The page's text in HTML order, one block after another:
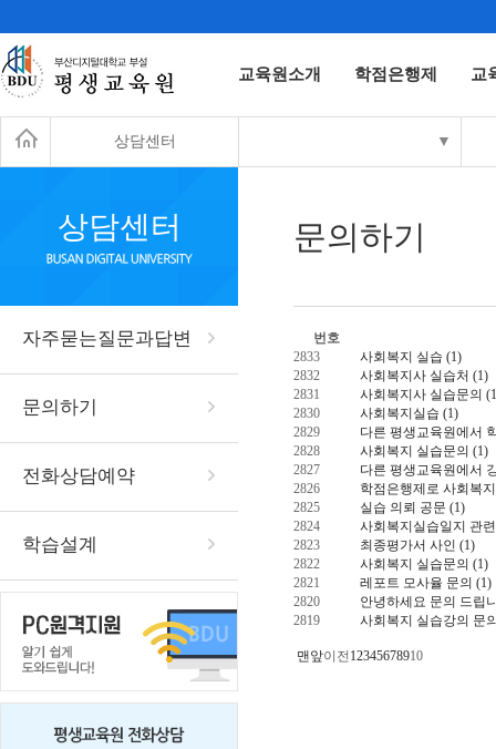
교육원소개 학점은행제 교
상담센터 ▼
상담센터
자주묻는질문과답변
문의하기
전화상담예약
학습설계
문의하기
번호
2833
사회복지 실습 (1)
2832
사회복지사 실습처 (1)
2831
사회복지사 실습문의
2830
사회복지실습 (1)
2829
다른 평생교육원에서
2828
사회복지 실습문의 (1)
2827
다른 평생교육원에서
2826
학점은행제로 사회복
2825
실습 의뢰 공문 (1)
2824
사회복지실습일지 관
2823
최종평가서 사인 (1)
2822
사회복지 실습문의 (1)
2821
레포트 모사율 문의 (1)
2820
안녕하세요 문의 드립
2819
사회복지 실습강의 문
맨앞이전 12345678910